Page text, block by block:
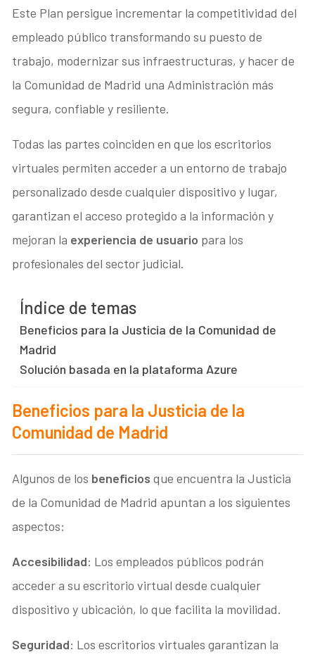
Este Plan persigue incrementar la competitividad del
empleado público transformando su puesto de
trabajo, modernizar sus infraestructuras, y hacer de
la Comunidad de Madrid una Administración más
segura, confiable y resiliente.
Todas las partes coinciden en que los escritorios
virtuales permiten acceder a un entorno de trabajo
personalizado desde cualquier dispositivo y lugar,
garantizan el acceso protegido a la información y
mejoran la experiencia de usuario para los
profesionales del sector judicial.
Índice de temas
Beneficios para la Justicia de la Comunidad de
Madrid
Solución basada en la plataforma Azure
Beneficios para la Justicia de la
Comunidad de Madrid
Algunos de los beneficios que encuentra la Justicia
de la Comunidad de Madrid apuntan a los siguientes
aspectos:
Accesibilidad: Los empleados públicos podrán
acceder a su escritorio virtual desde cualquier
dispositivo y ubicación, lo que facilita la movilidad.
Seguridad: Los escritorios virtuales garantizan la